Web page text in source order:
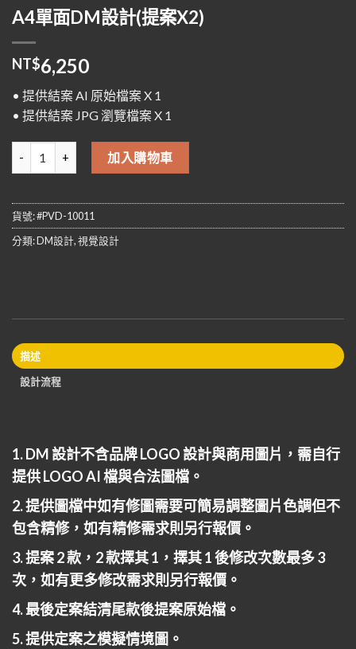
A4單面DM設計(提案X2)
NT$6,250
• 提供結案 AI 原始檔案 X 1
• 提供結案 JPG 瀏覽檔案 X 1
A4單面DM設計(提案X2) 數量
加入購物車
貨號:#PVD-10011
分類:DM設計,視覺設計
描述
設計流程
1. DM 設計不含品牌 LOGO 設計與商用圖片，需自行
提供 LOGO AI 檔與合法圖檔。
2. 提供圖檔中如有修圖需要可簡易調整圖片色調但不
包含精修，如有精修需求則另行報價。
3. 提案 2 款，2 款擇其 1，擇其 1 後修改次數最多 3
次，如有更多修改需求則另行報價。
4. 最後定案結清尾款後提案原始檔。
5. 提供定案之模擬情境圖。